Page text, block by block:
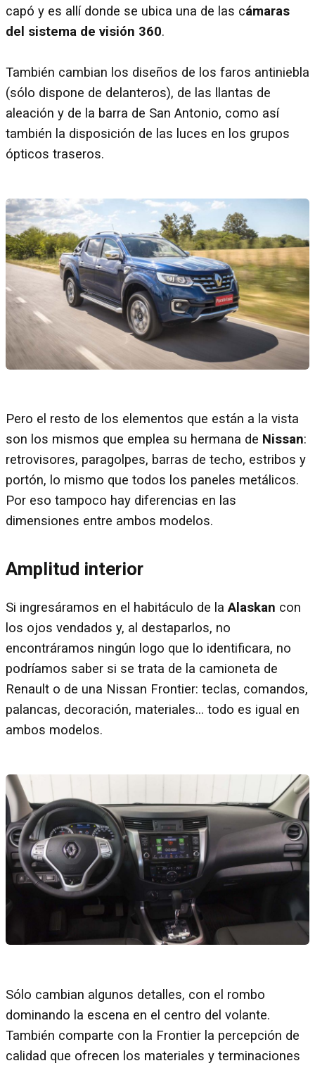
capó y es allí donde se ubica una de las cámaras
del sistema de visión 360.
También cambian los diseños de los faros antiniebla
(sólo dispone de delanteros), de las llantas de
aleación y de la barra de San Antonio, como así
también la disposición de las luces en los grupos
ópticos traseros.
Pero el resto de los elementos que están a la vista
son los mismos que emplea su hermana de Nissan:
retrovisores, paragolpes, barras de techo, estribos y
portón, lo mismo que todos los paneles metálicos.
Por eso tampoco hay diferencias en las
dimensiones entre ambos modelos.
Amplitud interior
Si ingresáramos en el habitáculo de laAlaskan con
los ojos vendados y, al destaparlos, no
encontráramos ningún logo que lo identificara, no
podríamos saber si se trata de la camioneta de
Renault o de una Nissan Frontier: teclas, comandos,
palancas, decoración, materiales... todo es igual en
ambos modelos.
Sólo cambian algunos detalles, con el rombo
dominando la escena en el centro del volante.
También comparte con la Frontier la percepción de
calidad que ofrecen los materiales y terminaciones